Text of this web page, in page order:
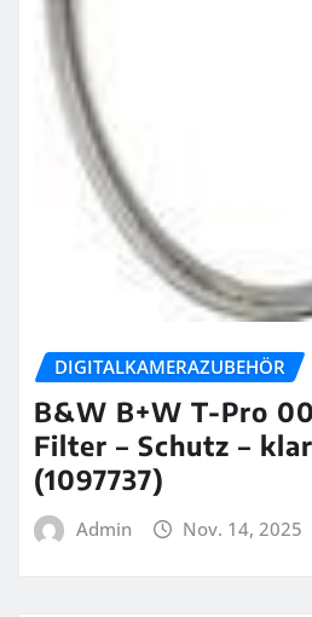
DIGITALKAMERAZUBEHÖR
B&W B+W T-Pro
Filter – Schutz –
(1097737)
Admin Nov. 14, 2025